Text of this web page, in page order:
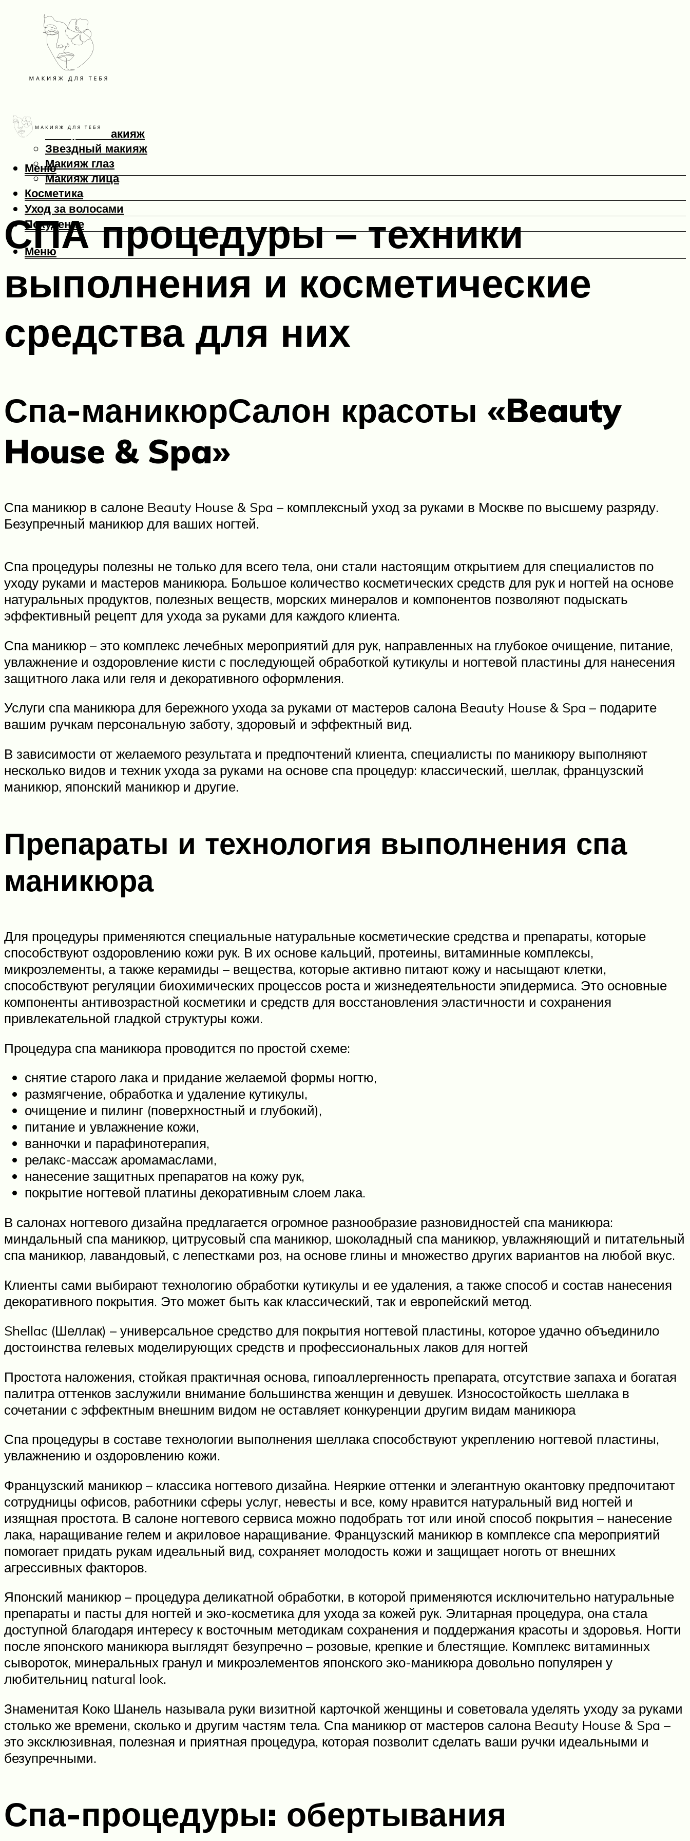
Макияж
Вечерний макияж
Звездный макияж
Макияж глаз
Макияж лица
Косметика
Уход за волосами
Похудение
Меню
Меню
СПА процедуры – техники
выполнения и косметические
средства для них
Спа-маникюрСалон красоты «Beauty
House & Spa»
Спа маникюр в салоне Beauty House & Spa – комплексный уход за руками в Москве по высшему разряду.
Безупречный маникюр для ваших ногтей.
Спа процедуры полезны не только для всего тела, они стали настоящим открытием для специалистов по
уходу руками и мастеров маникюра. Большое количество косметических средств для рук и ногтей на основе
натуральных продуктов, полезных веществ, морских минералов и компонентов позволяют подыскать
эффективный рецепт для ухода за руками для каждого клиента.
Спа маникюр – это комплекс лечебных мероприятий для рук, направленных на глубокое очищение, питание,
увлажнение и оздоровление кисти с последующей обработкой кутикулы и ногтевой пластины для нанесения
защитного лака или геля и декоративного оформления.
Услуги спа маникюра для бережного ухода за руками от мастеров салона Beauty House & Spa – подарите
вашим ручкам персональную заботу, здоровый и эффектный вид.
В зависимости от желаемого результата и предпочтений клиента, специалисты по маникюру выполняют
несколько видов и техник ухода за руками на основе спа процедур: классический, шеллак, французский
маникюр, японский маникюр и другие.
Препараты и технология выполнения спа
маникюра
Для процедуры применяются специальные натуральные косметические средства и препараты, которые
способствуют оздоровлению кожи рук. В их основе кальций, протеины, витаминные комплексы,
микроэлементы, а также керамиды – вещества, которые активно питают кожу и насыщают клетки,
способствуют регуляции биохимических процессов роста и жизнедеятельности эпидермиса. Это основные
компоненты антивозрастной косметики и средств для восстановления эластичности и сохранения
привлекательной гладкой структуры кожи.
Процедура спа маникюра проводится по простой схеме:
снятие старого лака и придание желаемой формы ногтю,
размягчение, обработка и удаление кутикулы,
очищение и пилинг (поверхностный и глубокий),
питание и увлажнение кожи,
ванночки и парафинотерапия,
релакс-массаж аромамаслами,
нанесение защитных препаратов на кожу рук,
покрытие ногтевой платины декоративным слоем лака.
В салонах ногтевого дизайна предлагается огромное разнообразие разновидностей спа маникюра:
миндальный спа маникюр, цитрусовый спа маникюр, шоколадный спа маникюр, увлажняющий и питательный
спа маникюр, лавандовый, с лепестками роз, на основе глины и множество других вариантов на любой вкус.
Клиенты сами выбирают технологию обработки кутикулы и ее удаления, а также способ и состав нанесения
декоративного покрытия. Это может быть как классический, так и европейский метод.
Shellac (Шеллак) – универсальное средство для покрытия ногтевой пластины, которое удачно объединило
достоинства гелевых моделирующих средств и профессиональных лаков для ногтей
Простота наложения, стойкая практичная основа, гипоаллергенность препарата, отсутствие запаха и богатая
палитра оттенков заслужили внимание большинства женщин и девушек. Износостойкость шеллака в
сочетании с эффектным внешним видом не оставляет конкуренции другим видам маникюра
Спа процедуры в составе технологии выполнения шеллака способствуют укреплению ногтевой пластины,
увлажнению и оздоровлению кожи.
Французский маникюр – классика ногтевого дизайна. Неяркие оттенки и элегантную окантовку предпочитают
сотрудницы офисов, работники сферы услуг, невесты и все, кому нравится натуральный вид ногтей и
изящная простота. В салоне ногтевого сервиса можно подобрать тот или иной способ покрытия – нанесение
лака, наращивание гелем и акриловое наращивание. Французский маникюр в комплексе спа мероприятий
помогает придать рукам идеальный вид, сохраняет молодость кожи и защищает ноготь от внешних
агрессивных факторов.
Японский маникюр – процедура деликатной обработки, в которой применяются исключительно натуральные
препараты и пасты для ногтей и эко-косметика для ухода за кожей рук. Элитарная процедура, она стала
доступной благодаря интересу к восточным методикам сохранения и поддержания красоты и здоровья. Ногти
после японского маникюра выглядят безупречно – розовые, крепкие и блестящие. Комплекс витаминных
сывороток, минеральных гранул и микроэлементов японского эко-маникюра довольно популярен у
любительниц natural look.
Знаменитая Коко Шанель называла руки визитной карточкой женщины и советовала уделять уходу за руками
столько же времени, сколько и другим частям тела. Спа маникюр от мастеров салона Beauty House & Spa –
это эксклюзивная, полезная и приятная процедура, которая позволит сделать ваши ручки идеальными и
безупречными.
Спа-процедуры: обертывания